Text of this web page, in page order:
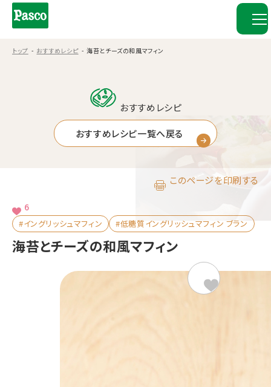
トップ おすすめレシピ 海苔とチーズの和風マフィン
おすすめレシピ
おすすめレシピ一覧へ戻る
海苔とチーズの和風マフィン
6
#イングリッシュマフィン #低糖質イングリッシュマフィン ブラン
このページを印刷する